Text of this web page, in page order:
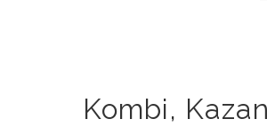
Kombi,